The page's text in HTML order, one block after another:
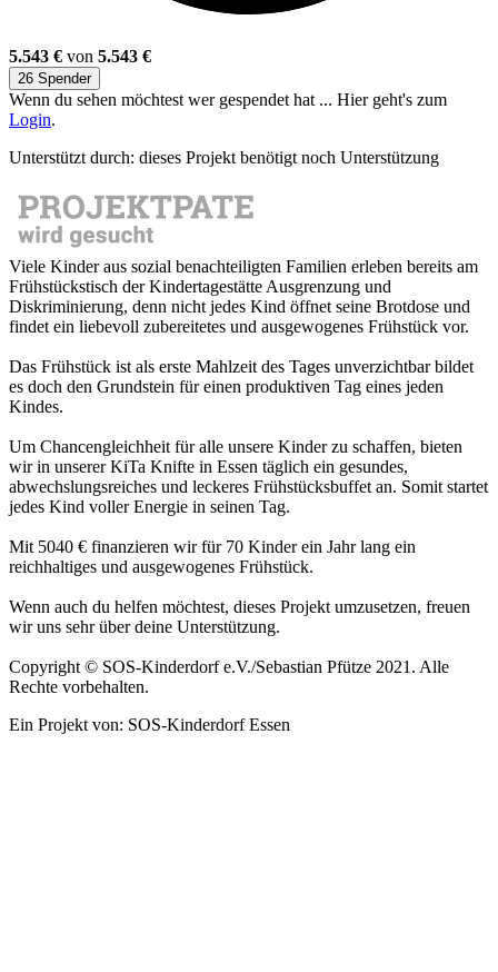
5.543 € von 5.543 €
26 Spender
Wenn du sehen möchtest wer gespendet hat ... Hier geht's zum
Login.
Unterstützt durch: dieses Projekt benötigt noch Unterstützung
Viele Kinder aus sozial benachteiligten Familien erleben bereits am
Frühstückstisch der Kindertagestätte Ausgrenzung und
Diskriminierung, denn nicht jedes Kind öffnet seine Brotdose und
findet ein liebevoll zubereitetes und ausgewogenes Frühstück vor.
Das Frühstück ist als erste Mahlzeit des Tages unverzichtbar bildet
es doch den Grundstein für einen produktiven Tag eines jeden
Kindes.
Um Chancengleichheit für alle unsere Kinder zu schaffen, bieten
wir in unserer KiTa Knifte in Essen täglich ein gesundes,
abwechslungsreiches und leckeres Frühstücksbuffet an. Somit startet
jedes Kind voller Energie in seinen Tag.
Mit 5040 € finanzieren wir für 70 Kinder ein Jahr lang ein
reichhaltiges und ausgewogenes Frühstück.
Wenn auch du helfen möchtest, dieses Projekt umzusetzen, freuen
wir uns sehr über deine Unterstützung.
Copyright © SOS-Kinderdorf e.V./Sebastian Pfütze 2021. Alle
Rechte vorbehalten.
Ein Projekt von: SOS-Kinderdorf Essen